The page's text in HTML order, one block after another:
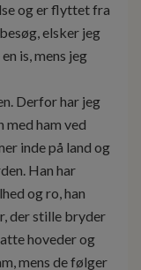
og er flyttet fra
elsker jeg
is, mens jeg
Derfor har jeg
ham ved
inde på land og
Han har
og ro, han
der stille bryder
hoveder og
mens de følger